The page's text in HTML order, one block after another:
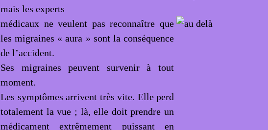
mais les experts
médicaux ne veulent pas reconnaître que
les migraines « aura » sont la conséquence
de l’accident.
Ses migraines peuvent survenir à tout
moment.
Les symptômes arrivent très vite. Elle perd
totalement la vue ; là, elle doit prendre un
médicament extrêmement puissant en